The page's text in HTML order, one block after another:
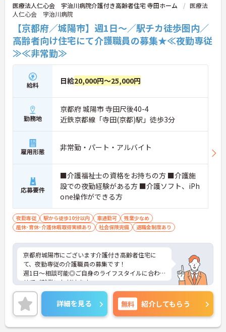
医療法人仁心会 宇治川病院介護付き高齢者住宅 寺田ホーム
医療法
人仁心会 宇治川病院
【京都府／城陽市】週1日～／駅チカ徒歩圏内／
高齢者向け住宅にて介護職員の募集★≪夜勤専従
≫≪非常勤≫
給料 日給20,000円～25,000円
勤務地
京都府 城陽市 寺田尺後40-4
近鉄京都線「寺田(京都)駅」徒歩3分
雇用形態 非常勤・パート・アルバイト
応募要件
■介護福祉士の資格をお持ちの方 ■介護施
設での夜勤経験がある方 ■介護ソフト、iPh
one操作ができる方
夜勤専従 駅から徒歩10分以内 車通勤可
残業少なめ
産休･育休･介護休暇取得実績あり
社会保険完備 退職金制度あり
京都府城陽市にございます介護付き高齢者住宅に
て、夜勤専従の介護職員の募集です！
週1日～相談可能◎ご自身のライフスタイルに合わ
せてご就業いただけます。
最寄駅から徒歩3分と近く、マイカー通勤も可能な
ので、通勤ラクラクなところもおすすめポイントで
す♪
ご興味ある方には、面接対策ポイントなど、さらに
詳細をお話しいたしますのでお気軽にご相談くださ
詳細を見る 無料 紹介してもらう